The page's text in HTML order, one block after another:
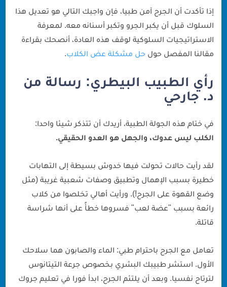
إذا تأكدت أن الجرح آمن طبيا، فإن واجبك التالي هو تعديل هذا
السلوك قبل أن يكبر الجرو وتكبر أسنانه معه. لمعرفة
الاستراتيجيات السلوكية لوقف هذه العادة، أنصحك بقراءة
مقالنا المفصل حولحل مشكلة عض الكلاب.
رأي الطبيب البيطري: رسالة من
د. جارحي
في ختام هذه الجولة الطبية، أريدك أن تتذكر شيئا واحدا:
الكلب ليس عدوك، والجهل هو العدو الحقيقي.
لقد رأيت حالات تحولت فيها خدوش بسيطة إلى التهابات
خطيرة بسبب الإهمال وتطبيق وصفات شعبية غريبة (مثل
وضع القهوة على الجرح!). ورأيت أهالي تخلصوا من كلاب
رائعة بسبب "عضة لعب" فسروها خطأً على أنها شراسة
قاتلة.
تعامل مع الجرح باحترام طبي: الماء والصابون هما سلاحك
الأول. استشر طبيبك البشري بخصوص جرعة التيتانوس
لترتاح نفسيا. وبعد أن يلتئم الجرح، ابدأ فورا في تعليم جروك